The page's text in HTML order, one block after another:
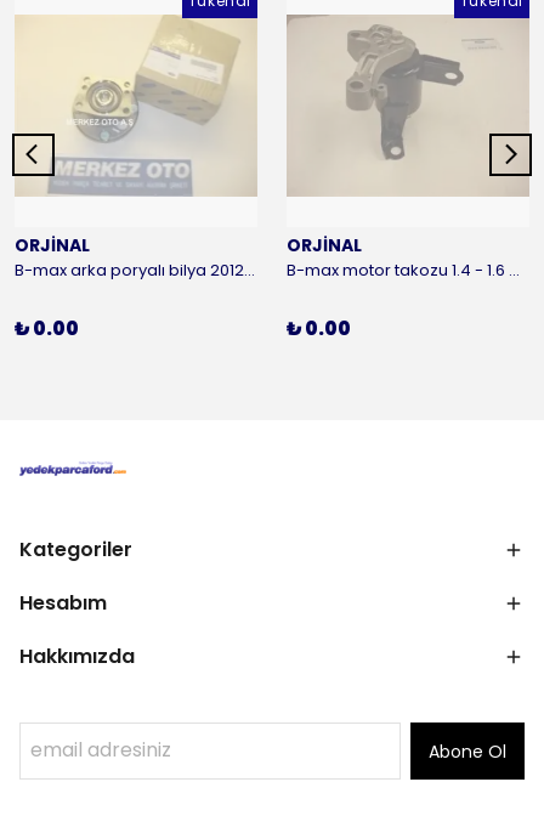
ORJİNAL
B-max arka poryalı bilya 2012-2016 ORJİNAL
₺ 0.00
ORJİNAL
B-max motor takozu 1.4 - 1.6 benzinli 2012-2016 ORJİNAL
₺ 0.00
Kategoriler
Hesabım
Hakkımızda
Abone Ol